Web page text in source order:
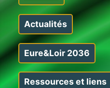
Actualités
Eure&Loir 2036
Ressources et liens